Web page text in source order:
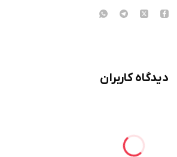
دیدگاه کاربران